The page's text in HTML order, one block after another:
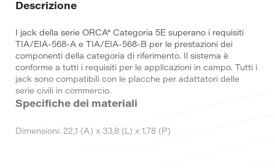
Descrizione
I jack della serie ORCA® Categoria 5E superano i requisiti
TIA/EIA-568-A e TIA/EIA-568-B per le prestazioni dei
componenti della categoria di riferimento. Il sistema è
conforme a tutti i requisiti per le applicazioni in campo. Tutti i
jack sono compatibili con le placche per adattatori delle
serie civili in commercio.
Specifiche dei materiali
Dimensioni: 22,1 (A) x 33,8 (L) x 1,78 (P)